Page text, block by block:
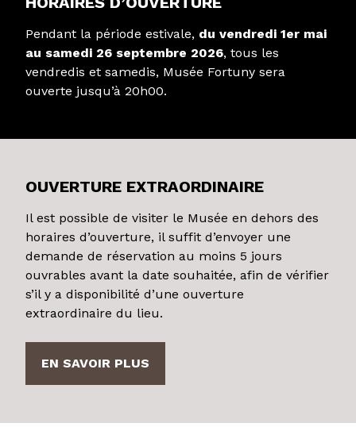
Pendant la période estivale, du vendredi 1er mai
au samedi 26 septembre 2026, tous les
vendredis et samedis, Musée Fortuny sera
ouverte jusqu’à 20h00.
OUVERTURE EXTRAORDINAIRE
Il est possible de visiter le Musée en dehors des
horaires d’ouverture, il suffit d’envoyer une
demande de réservation au moins 5 jours
ouvrables avant la date souhaitée, afin de vérifier
s’il y a disponibilité d’une ouverture
extraordinaire du lieu.
EN SAVOIR PLUS